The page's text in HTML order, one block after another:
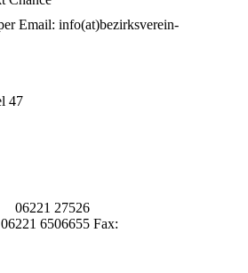
Email: info(at)bezirksverein-
47
27526
06221 6506655 Fax: